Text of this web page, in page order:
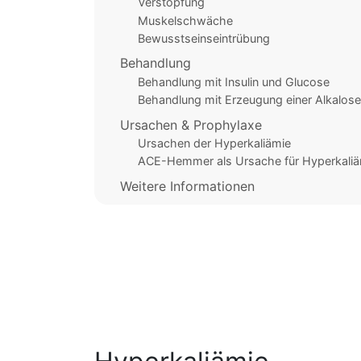
Muskelschwäche
Bewusstseinseintrübung
Behandlung
Behandlung mit Insulin und Glucose
Behandlung mit Erzeugung einer Alkalose
Ursachen & Prophylaxe
Ursachen der Hyperkaliämie
ACE-Hemmer als Ursache für
Weitere Informationen